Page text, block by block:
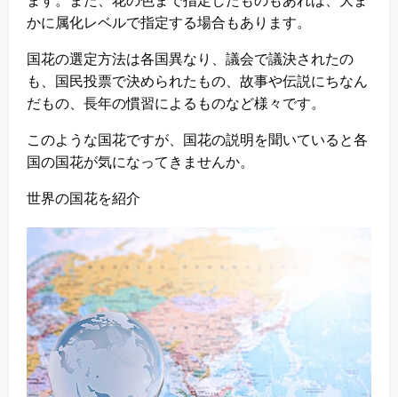
かに属化レベルで指定する場合もあります。
国花の選定方法は各国異なり、議会で議決されたの
も、国民投票で決められたもの、故事や伝説にちなん
だもの、長年の慣習によるものなど様々です。
このような国花ですが、国花の説明を聞いていると各
国の国花が気になってきませんか。
世界の国花を紹介